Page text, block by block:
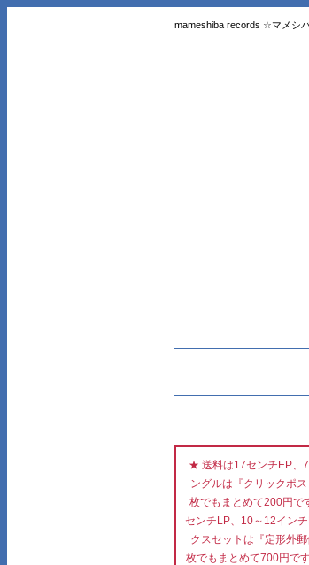
mameshiba records ☆マメシ
★ 送料は17センチEP、
ングルは『クリックポ
枚でもまとめて200円
センチLP、10～12イン
クスセットは『定形外
枚でもまとめて700円で